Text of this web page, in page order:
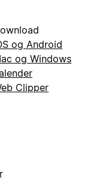
og Android
og Windows
Clipper